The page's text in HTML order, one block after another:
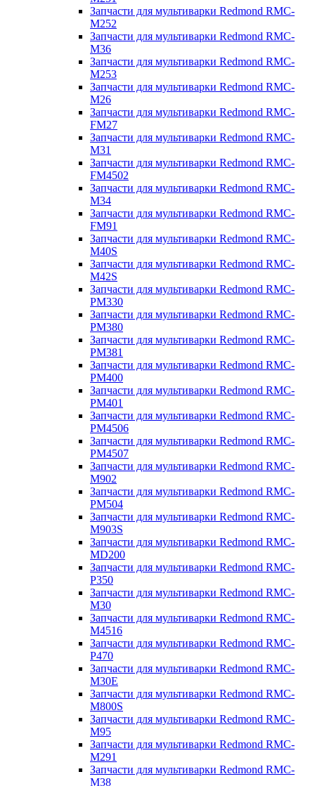
Запчасти для мультиварки Redmond RMC-
M252
Запчасти для мультиварки Redmond RMC-
M36
Запчасти для мультиварки Redmond RMC-
M253
Запчасти для мультиварки Redmond RMC-
M26
Запчасти для мультиварки Redmond RMC-
FM27
Запчасти для мультиварки Redmond RMC-
M31
Запчасти для мультиварки Redmond RMC-
FM4502
Запчасти для мультиварки Redmond RMC-
M34
Запчасти для мультиварки Redmond RMC-
FM91
Запчасти для мультиварки Redmond RMC-
M40S
Запчасти для мультиварки Redmond RMC-
M42S
Запчасти для мультиварки Redmond RMC-
PM330
Запчасти для мультиварки Redmond RMC-
PM380
Запчасти для мультиварки Redmond RMC-
PM381
Запчасти для мультиварки Redmond RMC-
PM400
Запчасти для мультиварки Redmond RMC-
PM401
Запчасти для мультиварки Redmond RMC-
PM4506
Запчасти для мультиварки Redmond RMC-
PM4507
Запчасти для мультиварки Redmond RMC-
M902
Запчасти для мультиварки Redmond RMC-
PM504
Запчасти для мультиварки Redmond RMC-
M903S
Запчасти для мультиварки Redmond RMC-
MD200
Запчасти для мультиварки Redmond RMC-
P350
Запчасти для мультиварки Redmond RMC-
M30
Запчасти для мультиварки Redmond RMC-
M4516
Запчасти для мультиварки Redmond RMC-
P470
Запчасти для мультиварки Redmond RMC-
M30E
Запчасти для мультиварки Redmond RMC-
M800S
Запчасти для мультиварки Redmond RMC-
M95
Запчасти для мультиварки Redmond RMC-
M291
Запчасти для мультиварки Redmond RMC-
M38